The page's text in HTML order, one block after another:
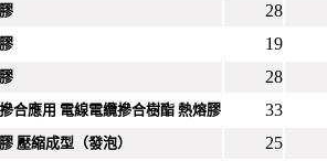
28
19
28
合應用 電線電纜摻合樹酯 熱熔膠
33
壓縮成型（發泡） 25